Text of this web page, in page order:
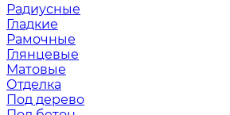
Радиусные
Гладкие
Рамочные
Глянцевые
Матовые
Отделка
Под дерево